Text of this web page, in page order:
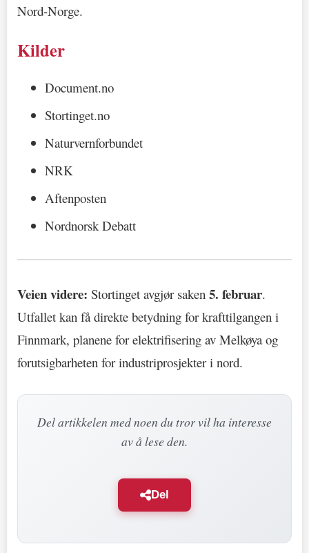
Nord-Norge.
Kilder
Document.no
Stortinget.no
Naturvernforbundet
NRK
Aftenposten
Nordnorsk Debatt
Veien videre: Stortinget avgjør saken 5. februar.
Utfallet kan få direkte betydning for krafttilgangen i
Finnmark, planene for elektrifisering av Melkøya og
forutsigbarheten for industriprosjekter i nord.
Del artikkelen med noen du tror vil ha interesse
av å lese den.
Del